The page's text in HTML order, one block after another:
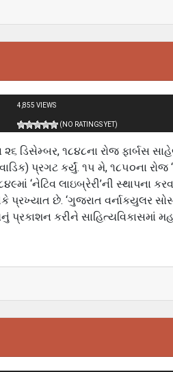
4,855 VIEWS
(NO RATINGS YET)
ડિસેમ્‍બર, ૧૮૪૮ના રોજ ફાર્બસ
પ્રગટ કર્યું. ૧૫ મે, ૧૮૫૦ના રોજ
‘નેટિવ લાઇબ્રેરી’ની સ્‍થાપના
છે. ‘ગુજરાત વર્નાકયુલર
કરીને સાહિત્‍યવિકાસમાં